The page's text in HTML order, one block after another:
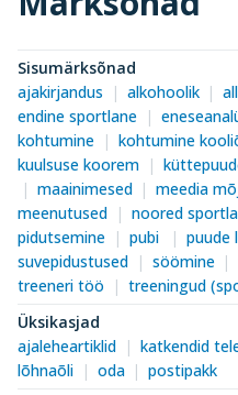
Sisumärksõnad
ajakirjandus
alkohoolik
endine sportlane
kohtumine
kohtumine
kuulsuse koorem
maainimesed
meedia
meenutused
noored
pidutsemine
pubi puude
suvepidustused
söömine
treeneri töö
treeningud
Üksikasjad
ajaleheartiklid
katkendid
lõhnaõli
oda
postipakk